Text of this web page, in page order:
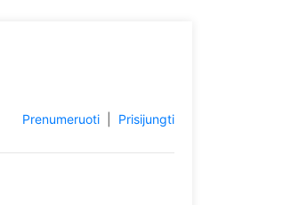
Prenumeruoti| Prisijungti